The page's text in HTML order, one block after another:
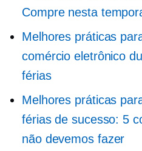
Compre nesta
Melhores práticas
comércio eletrônico
férias
Melhores práticas
férias de sucesso: 5
não devemos fazer